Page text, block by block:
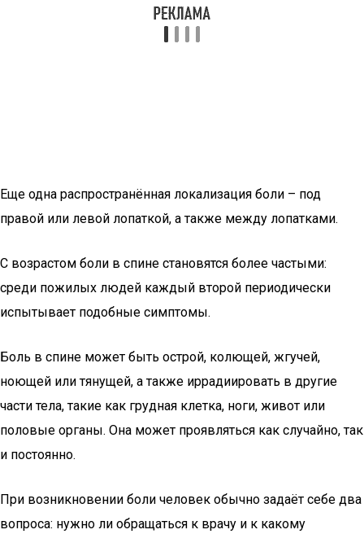
Еще одна распространённая локализация боли – под
правой или левой лопаткой, а также между лопатками.
С возрастом боли в спине становятся более частыми:
среди пожилых людей каждый второй периодически
испытывает подобные симптомы.
Боль в спине может быть острой, колющей, жгучей,
ноющей или тянущей, а также иррадиировать в другие
части тела, такие как грудная клетка, ноги, живот или
половые органы. Она может проявляться как случайно, так
и постоянно.
При возникновении боли человек обычно задаёт себе два
вопроса: нужно ли обращаться к врачу и к какому